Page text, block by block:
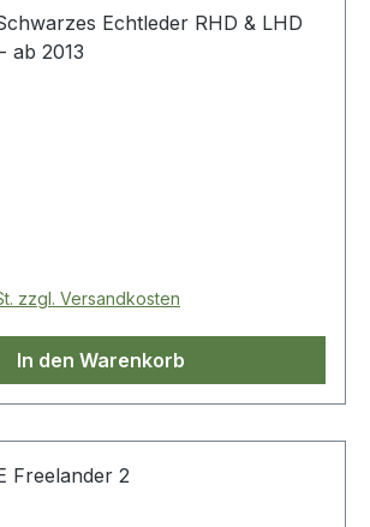
Echtleder RHD & LHD
ab 2013
zzgl. Versandkosten
In den Warenkorb